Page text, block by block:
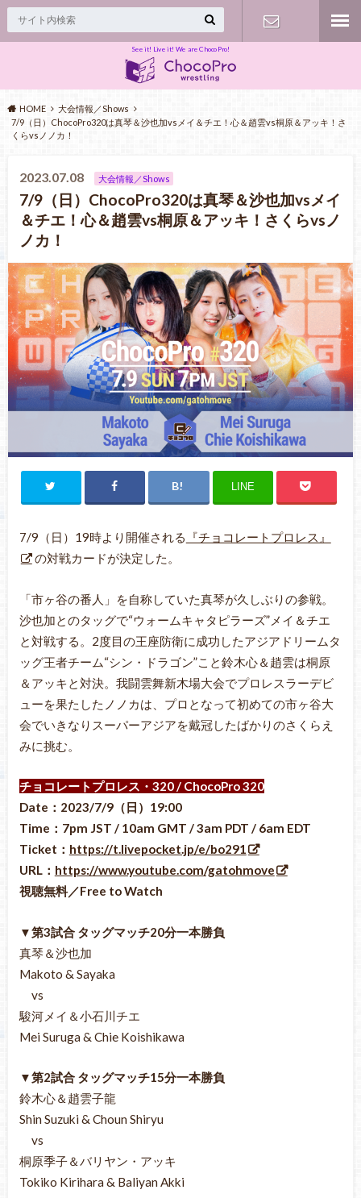
See it! Live it! We are ChocoPro!
HOME
大会情報／Shows
7/9（日）ChocoPro320は真琴＆沙也加vsメイ＆チエ！心＆趙雲vs桐原＆アッキ！さ
くらvsノノカ！
2023.07.08 大会情報／Shows
7/9（日）ChocoPro320は真琴＆沙也加vsメイ
＆チエ！心＆趙雲vs桐原＆アッキ！さくらvsノ
ノカ！
LINE
7/9（日）19時より開催される 『チョコレートプロレス』
の対戦カードが決定した。
「市ヶ谷の番人」を自称していた真琴が久しぶりの参戦。
沙也加とのタッグで“ウォームキャタピラーズ”メイ＆チエ
と対戦する。2度目の王座防衛に成功したアジアドリームタ
ッグ王者チーム“シン・ドラゴン”こと鈴木心＆趙雲は桐原
＆アッキと対決。我闘雲舞新木場大会でプロレスラーデビ
ューを果たしたノノカは、プロとなって初めての市ヶ谷大
会でいきなりスーパーアジアを戴冠したばかりのさくらえ
みに挑む。
チョコレートプロレス・320 / ChocoPro 320
Date：2023/7/9（日 ）19:00
Time：7pm JST / 10am GMT / 3am PDT / 6am EDT
Ticket： https://t.livepocket.jp/e/bo291
URL： https://www.youtube.com/gatohmove
視聴無料／Free to Watch
▼第3試合 タッグマッチ20分一本勝負
真琴＆沙也加
Makoto & Sayaka
vs
駿河メイ＆小石川チエ
Mei Suruga & Chie Koishikawa
▼第2試合 タッグマッチ15分一本勝負
鈴木心＆趙雲子龍
Shin Suzuki & Choun Shiryu
vs
桐原季子＆バリヤン・アッキ
Tokiko Kirihara & Baliyan Akki